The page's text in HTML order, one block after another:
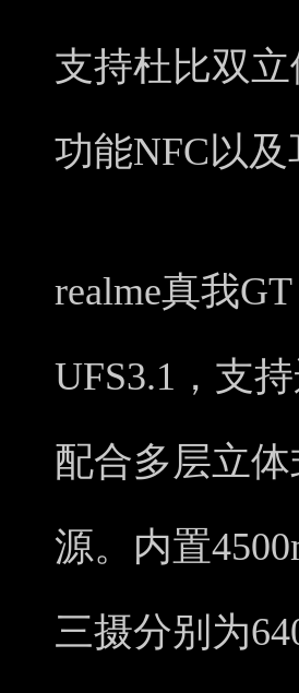
支持杜比双
功能NFC以及
realme真我
UFS3.1，支
配合多层立
源。内置
三摄分别为